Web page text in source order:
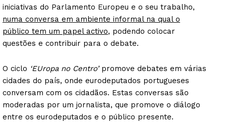
iniciativas do Parlamento Europeu e o seu trabalho,
numa conversa em ambiente informal na qual o
público tem um papel activo, podendo colocar
questões e contribuir para o debate.
O ciclo ‘EUropa no Centro’promove debates em várias
cidades do país, onde eurodeputados portugueses
conversam com os cidadãos. Estas conversas são
moderadas por um jornalista, que promove o diálogo
entre os eurodeputados e o público presente.